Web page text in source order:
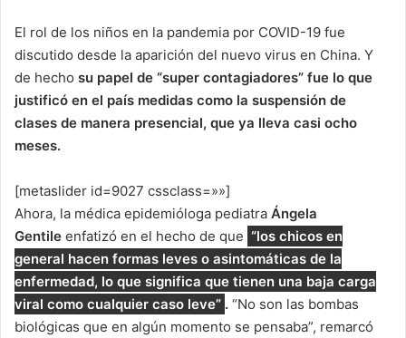
El rol de los niños en la pandemia por COVID-19 fue
discutido desde la aparición del nuevo virus en China. Y
de hecho su papel de “super contagiadores” fue lo que
justificó en el país medidas como la suspensión de
clases de manera presencial, que ya lleva casi ocho
meses.
[metaslider id=9027 cssclass=»»]
Ahora, la médica epidemióloga pediatra Ángela
Gentile enfatizó en el hecho de que “los chicos en
general hacen formas leves o asintomáticas de la
enfermedad, lo que significa que tienen una baja carga
viral como cualquier caso leve” .“No son las bombas
biológicas que en algún momento se pensaba”, remarcó